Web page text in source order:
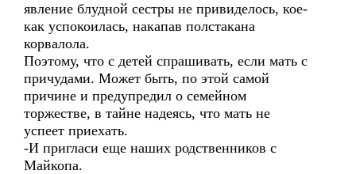
явление блудной сестры не привиделось, кое-
как успокоилась, накапав полстакана
корвалола.
Поэтому, что с детей спрашивать, если мать с
причудами. Может быть, по этой самой
причине и предупредил о семейном
торжестве, в тайне надеясь, что мать не
успеет приехать.
-И пригласи еще наших родственников с
Майкопа.